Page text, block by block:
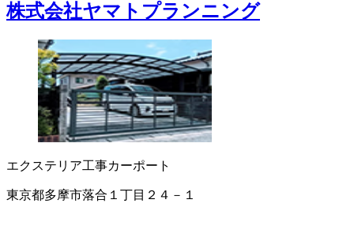
株式会社ヤマトプランニング
エクステリア工事カーポート
東京都多摩市落合１丁目２４－１